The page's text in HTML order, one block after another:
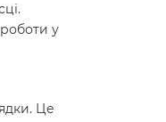
у
Це